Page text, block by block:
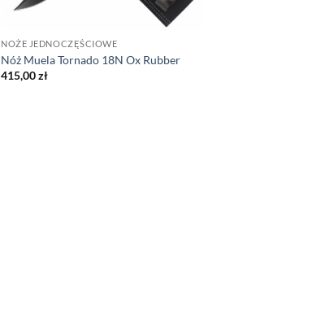
NOŻE JEDNOCZĘŚCIOWE
Nóż Muela Tornado 18N Ox Rubber
415,00zł